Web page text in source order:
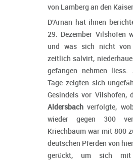
von Lamberg an den
D'Arnan hat ihnen
29. Dezember Vilshofen
und was sich nicht von
zeitlich salvirt,
gefangen nehmen liess.
Tage zeigten sich
Gesindels vor Vilshofen,
Aldersbach verfolgte,
wieder gegen 300
Kriechbaum war mit 800
deutschen Pferden von
gerückt, um sich